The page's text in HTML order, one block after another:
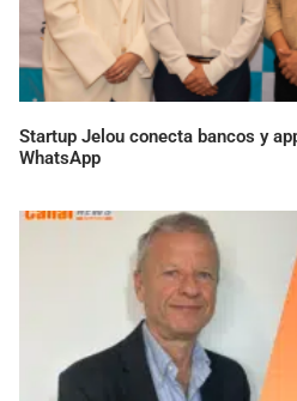
Startup Jelou conecta bancos y
WhatsApp